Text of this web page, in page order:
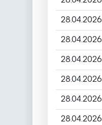
28.04.2026
28.04.2026
28.04.2026
28.04.2026
28.04.2026
28.04.2026